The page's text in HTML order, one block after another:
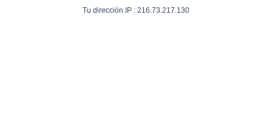
Tu dirección IP : 216.73.217.130